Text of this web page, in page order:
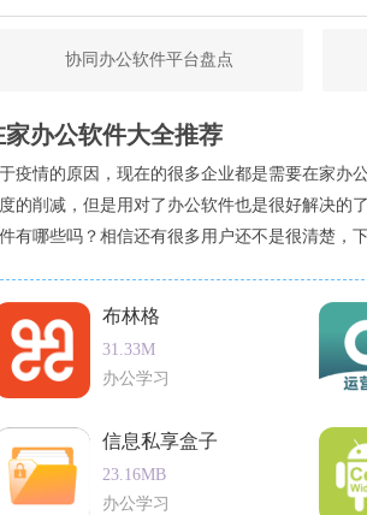
协同办公软件平台盘点
家办公软件大全推荐
疫情的原因，现在的很多企业都是需要在家办
的削减，但是用对了办公软件也是很好解决的
有哪些吗？相信还有很多用户还不是很清楚，
布林格
31.33M
办公学习
信息私享盒子
23.16MB
办公学习